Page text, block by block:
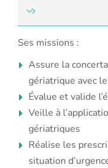
Ses missions :
Assure la
gériatrique avec
Évalue et valide
Veille à
gériatriques
Réalise les
situation